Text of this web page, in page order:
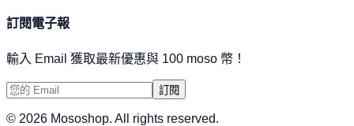
訂閱電子報
輸入 Email 獲取最新優惠與 100 moso 幣！
訂閱
© 2026 Mososhop. All rights reserved.